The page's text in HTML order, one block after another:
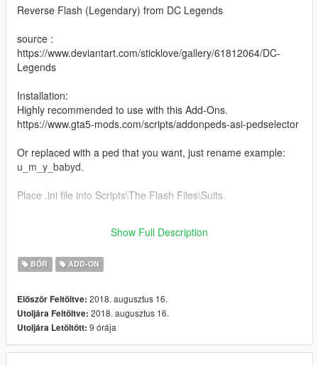
Reverse Flash (Legendary) from DC Legends
source :
https://www.deviantart.com/sticklove/gallery/61812064/DC-
Legends
Installation:
Highly recommended to use with this Add-Ons.
https://www.gta5-mods.com/scripts/addonpeds-asi-pedselector
Or replaced with a ped that you want, just rename example:
u_m_y_babyd.
Place .ini file into Scripts\The Flash Files\Suits.
Enjoy and do not forget to comment!
Show Full Description
BŐR ADD-ON
Először Feltöltve: 2018. augusztus 16.
Utoljára Feltöltve: 2018. augusztus 16.
Utoljára Letöltött: 9 órája